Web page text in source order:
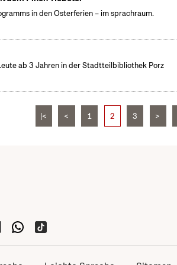
in den Osterferien – im sprachraum.
ab 3 Jahren in der Stadtteilbibliothek Porz
|< < 1 2 3 >